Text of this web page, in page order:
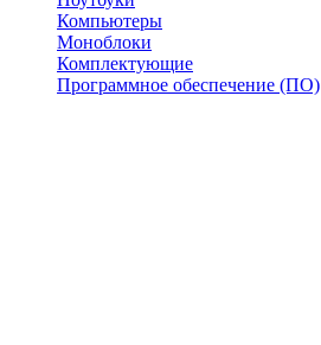
Компьютеры
Моноблоки
Комплектующие
Программное обеспечение (ПО)